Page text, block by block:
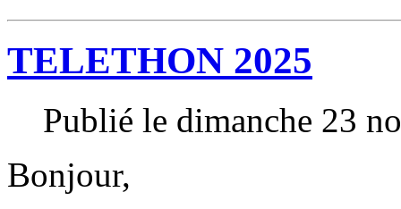
TELETHON 2025
Publié le dimanche 23
Bonjour,